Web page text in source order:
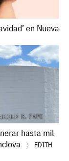
en Nueva
hasta mil
EDITH